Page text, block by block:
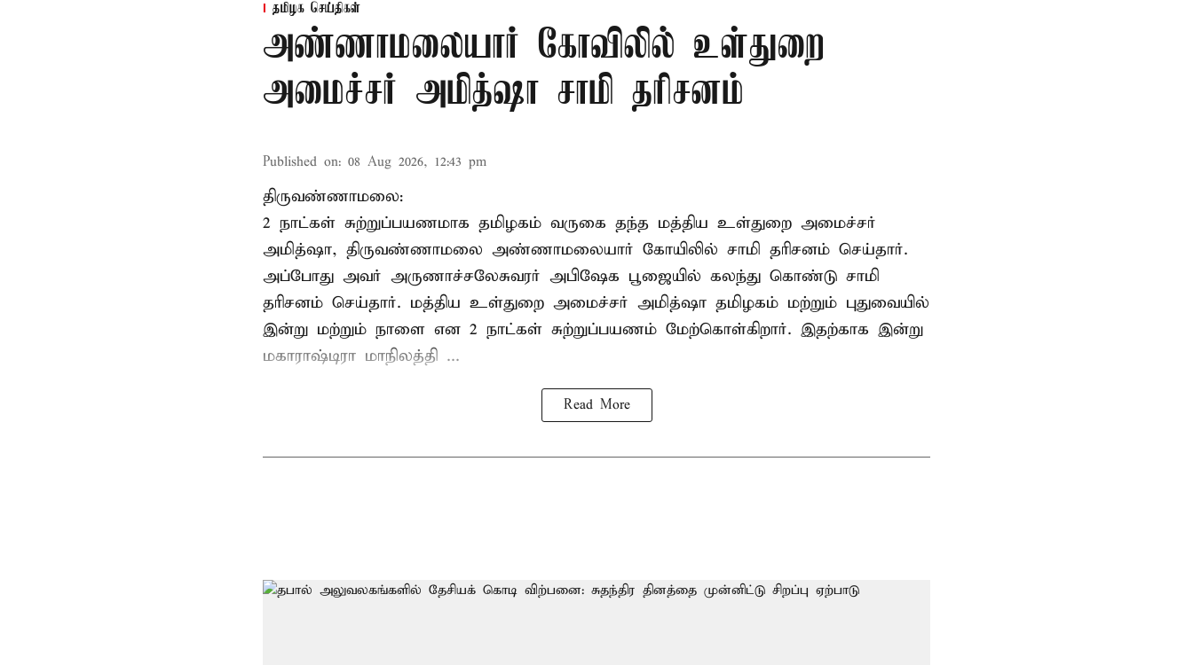
தமிழக செய்திகள்
அண்ணாமலையார் கோவிலில் உள்துறை
அமைச்சர் அமித்ஷா சாமி தரிசனம்
Published on: 08 Aug 2026, 12:43 pm
திருவண்ணாமலை:
2 நாட்கள் சுற்றுப்பயணமாக தமிழகம் வருகை தந்த மத்திய உள்துறை அமைச்சர்
அமித்ஷா, திருவண்ணாமலை அண்ணாமலையார் கோயிலில் சாமி தரிசனம் செய்தார்.
அப்போது அவர் அருணாச்சலேசுவரர் அபிஷேக பூஜையில் கலந்து கொண்டு சாமி
தரிசனம் செய்தார். மத்திய உள்துறை அமைச்சர் அமித்ஷா தமிழகம் மற்றும் புதுவையில்
இன்று மற்றும் நாளை என 2 நாட்கள் சுற்றுப்பயணம் மேற்கொள்கிறார். இதற்காக இன்று
மகாராஷ்டிரா மாநிலத்தி ...
Read More